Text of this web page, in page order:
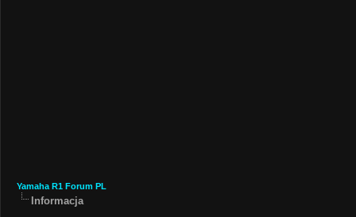
Yamaha R1 Forum PL
Informacja